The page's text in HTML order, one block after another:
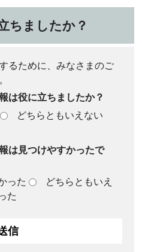
ちましたか？
るために、みなさまのご
は役に立ちましたか？
どちらともいえない
は見つけやすかったで
った
どちらともいえ
た